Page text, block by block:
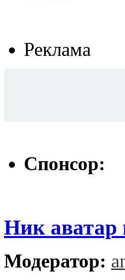
Реклама
Спонсор:
Ник аватар
Модератор: